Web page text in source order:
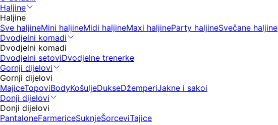
Haljine
Haljine
Sve haljineMini haljineMidi haljineMaxi haljineParty haljineSvečane haljine
Dvodjelni komadi
Dvodjelni komadi
Dvodjelni setoviDvodjelne trenerke
Gornji dijelovi
Gornji dijelovi
MajiceTopoviBodyKošuljeDukseDžemperiJakne i sakoi
Donji dijelovi
Donji dijelovi
PantaloneFarmericeSuknjeŠorceviTajice